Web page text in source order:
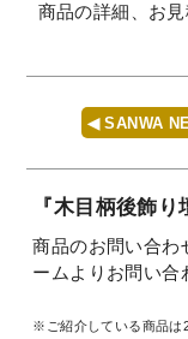
商品の詳細、お
◀ SANWA
『木目柄後飾
商品のお問い合わ
ームよりお問い合
※ご紹介している商品は